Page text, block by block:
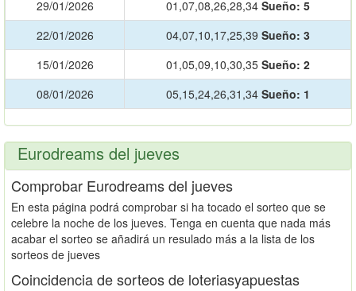
29/01/2026
01,07,08,26,28,34 Sueño: 5
22/01/2026
04,07,10,17,25,39 Sueño: 3
15/01/2026
01,05,09,10,30,35 Sueño: 2
08/01/2026
05,15,24,26,31,34 Sueño: 1
Eurodreams del jueves
Comprobar Eurodreams del jueves
En esta página podrá comprobar si ha tocado el sorteo que se
celebre la noche de los jueves. Tenga en cuenta que nada más
acabar el sorteo se añadirá un resulado más a la lista de los
sorteos de jueves
Coincidencia de sorteos de loteriasyapuestas